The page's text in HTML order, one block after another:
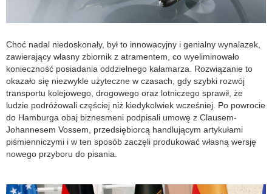
Choć nadal niedoskonały, był to innowacyjny i genialny wynalazek,
zawierający własny zbiornik z atramentem, co wyeliminowało
konieczność posiadania oddzielnego kałamarza. Rozwiązanie to
okazało się niezwykle użyteczne w czasach, gdy szybki rozwój
transportu kolejowego, drogowego oraz lotniczego sprawił, że
ludzie podróżowali częściej niż kiedykolwiek wcześniej. Po powrocie
do Hamburga obaj biznesmeni podpisali umowę z Clausem-
Johannesem Vossem, przedsiębiorcą handlującym artykułami
piśmienniczymi i w ten sposób zaczęli produkować własną wersję
nowego przyboru do pisania.